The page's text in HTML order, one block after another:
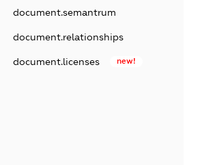
document.semantrum
document.relationships
document.licenses new!